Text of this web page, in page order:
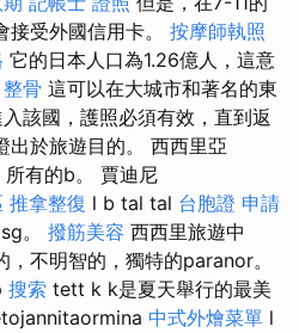
受外國信用卡。 按摩師執照
它的日本人口為1.26億人，這意
骨 這可以在大城市和著名的東
該國，護照必須有效，直到返
出於旅遊目的。 西西里亞
所有的b。 賈迪尼
推拿整復 l b tal tal 台胞證 申請
。 撥筋美容 西西里旅遊中
不明智的，獨特的paranor。
搜索 tett k k是夏天舉行的最美
中式外燴菜單 l